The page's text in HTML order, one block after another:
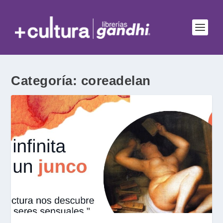
Categoría: coreadelan